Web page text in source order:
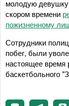
молодую
скором времени
пожизненному
Сотрудники
побег, были
настоящее время
баскетбольного